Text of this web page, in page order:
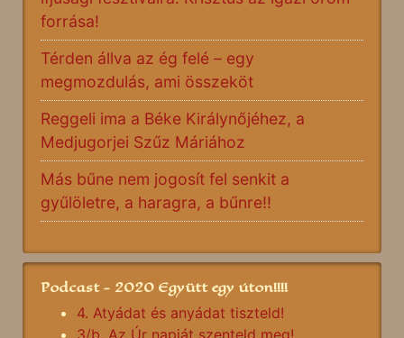
forrása!
Térden állva az ég felé – egy
megmozdulás, ami összeköt
Reggeli ima a Béke Királynőjéhez, a
Medjugorjei Szűz Máriához
Más bűne nem jogosít fel senkit a
gyűlöletre, a haragra, a bűnre!!
Podcast - 2020 Együtt egy úton!!!!
4. Atyádat és anyádat tiszteld!
3/b. Az Úr napját szenteld meg!